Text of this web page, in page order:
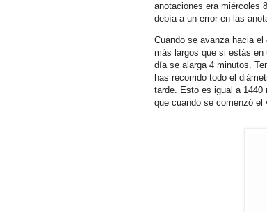
anotaciones era miércoles
debía a un error en las
Cuando se avanza hacia
más largos que si estás en
día se alarga 4 minutos.
has recorrido todo el
tarde. Esto es igual a
que cuando se comenzó